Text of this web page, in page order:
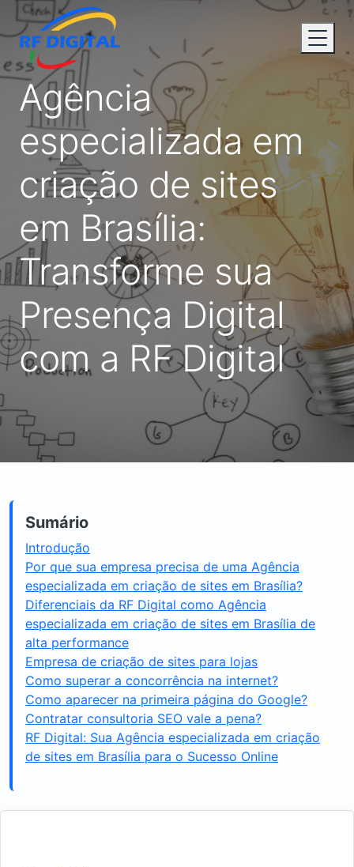
Agência
especializada em
criação de sites
em Brasília:
Transforme sua
Presença Digital
com a RF Digital
Sumário
Introdução
Por que sua empresa precisa de uma Agência
especializada em criação de sites em Brasília?
Diferenciais da RF Digital como Agência
especializada em criação de sites em Brasília de
alta performance
Empresa de criação de sites para lojas
Como superar a concorrência na internet?
Como aparecer na primeira página do Google?
Contratar consultoria SEO vale a pena?
RF Digital: Sua Agência especializada em criação
de sites em Brasília para o Sucesso Online